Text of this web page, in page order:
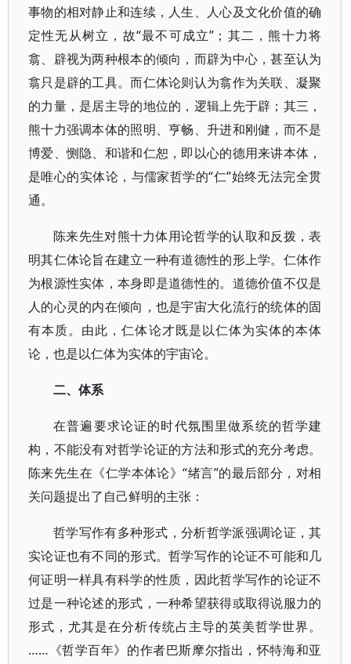
事物的相对静止和连续，人生、人心及文化价值的确
定性无从树立，故“最不可成立”；其二，熊十力将
翕、辟视为两种根本的倾向，而辟为中心，甚至认为
翕只是辟的工具。而仁体论则认为翕作为关联、凝聚
的力量，是居主导的地位的，逻辑上先于辟；其三，
熊十力强调本体的照明、亨畅、升进和刚健，而不是
博爱、恻隐、和谐和仁恕，即以心的德用来讲本体，
是唯心的实体论，与儒家哲学的“仁”始终无法完全贯
通。
陈来先生对熊十力体用论哲学的认取和反拨，表
明其仁体论旨在建立一种有道德性的形上学。仁体作
为根源性实体，本身即是道德性的。道德价值不仅是
人的心灵的内在倾向，也是宇宙大化流行的统体的固
有本质。由此，仁体论才既是以仁体为实体的本体
论，也是以仁体为实体的宇宙论。
二、体系
在普遍要求论证的时代氛围里做系统的哲学建
构，不能没有对哲学论证的方法和形式的充分考虑。
陈来先生在《仁学本体论》“绪言”的最后部分，对相
关问题提出了自己鲜明的主张：
哲学写作有多种形式，分析哲学派强调论证，其
实论证也有不同的形式。哲学写作的论证不可能和几
何证明一样具有科学的性质，因此哲学写作的论证不
过是一种论述的形式，一种希望获得或取得说服力的
形式，尤其是在分析传统占主导的英美哲学世界。
……《哲学百年》的作者巴斯摩尔指出，怀特海和亚